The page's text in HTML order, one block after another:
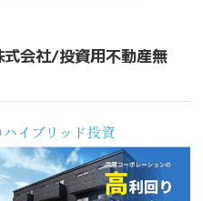
式会社/投資用不動産無